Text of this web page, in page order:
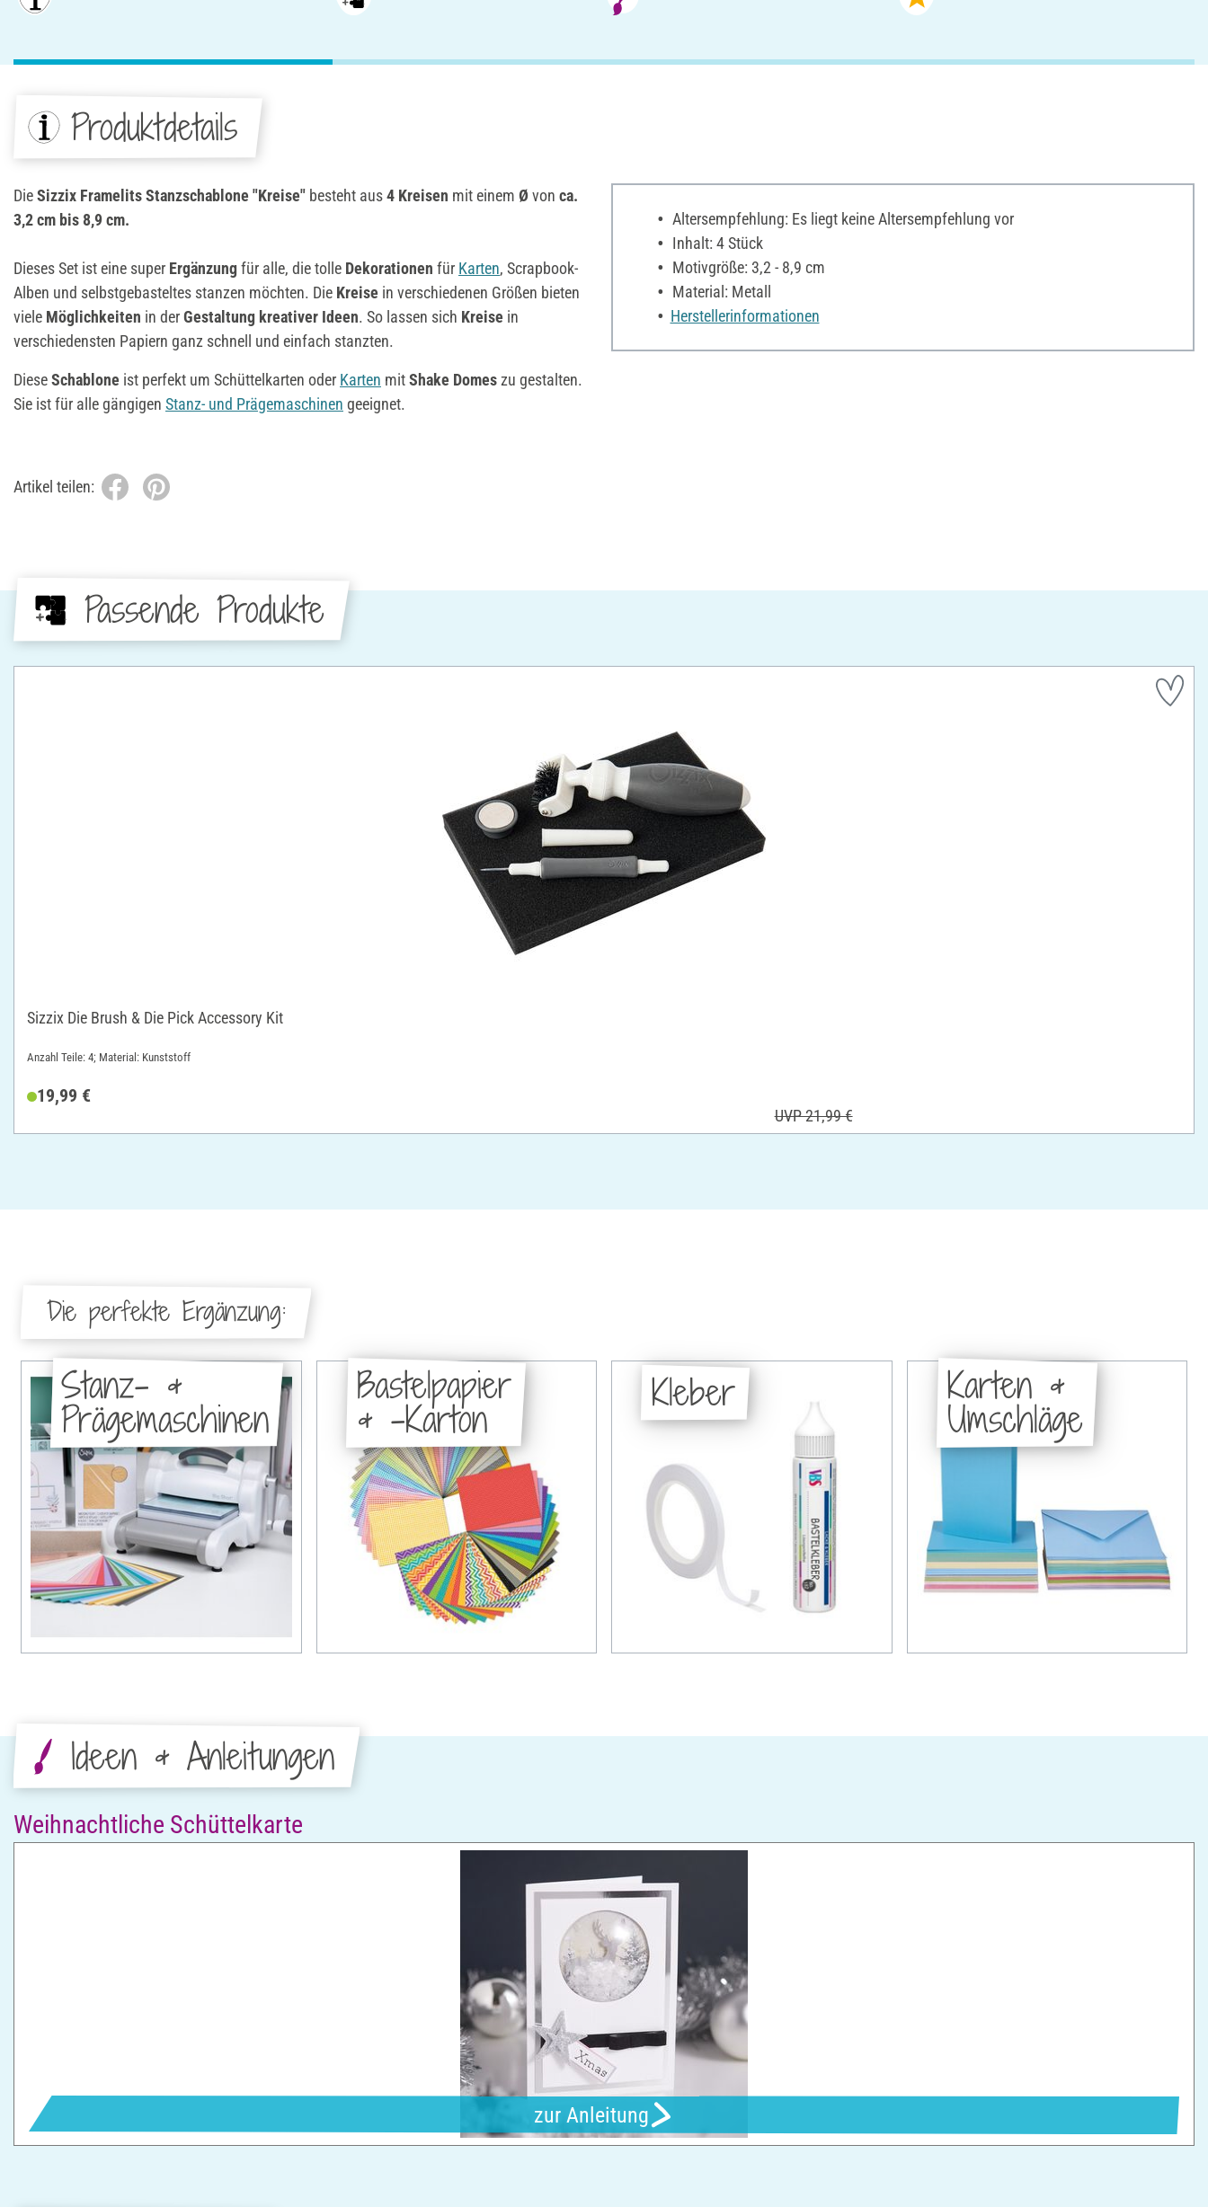
Produktdetails
DieSizzix Framelits Stanzschablone "Kreise" besteht aus4 Kreisen mit einem Øvon ca.
3,2 cm bis 8,9 cm.
Dieses Set ist eine super Ergänzungfür alle, die tolle Dekorationen für Karten, Scrapbook-
Alben und selbstgebasteltes stanzen möchten. Die Kreise in verschiedenen Größen bieten
viele Möglichkeiten in derGestaltung kreativer Ideen. So lassen sich Kreise in
verschiedensten Papiern ganz schnell und einfach stanzten.
DieseSchablone ist perfekt um Schüttelkarten oder Karten mitShake Domeszu gestalten.
Sie ist für alle gängigen Stanz- und Prägemaschinen geeignet.
Altersempfehlung: Es liegt keine Altersempfehlung vor
Inhalt: 4 Stück
Motivgröße: 3,2 - 8,9 cm
Material: Metall
Herstellerinformationen
Artikel teilen:
Passende Produkte
Sizzix Die Brush & Die Pick Accessory Kit
Anzahl Teile: 4; Material: Kunststoff
19,99 €
UVP 21,99 €
Die perfekte Ergänzung:
Stanz- &
Prägemaschinen
Bastelpapier
& -Karton
Kleber Karten &
Umschläge
Ideen & Anleitungen
Weihnachtliche Schüttelkarte
zur Anleitung